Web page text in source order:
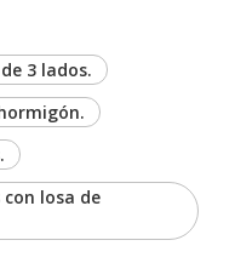
3 lados.
losa de